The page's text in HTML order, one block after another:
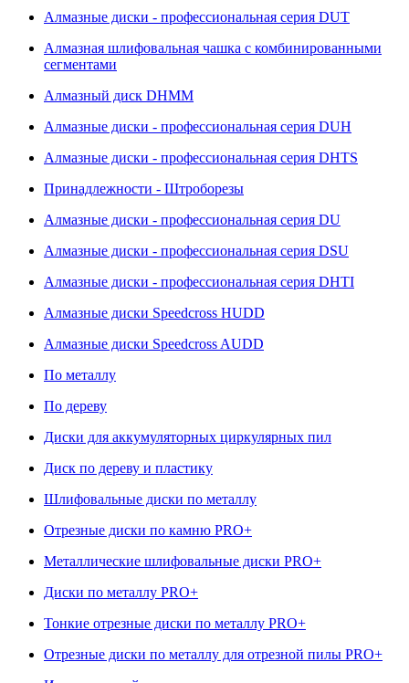
Алмазные диски - профессиональная серия DUT
Алмазная шлифовальная чашка с комбинированными
сегментами
Алмазный диск DHMM
Алмазные диски - профессиональная серия DUH
Алмазные диски - профессиональная серия DHTS
Принадлежности - Штроборезы
Алмазные диски - профессиональная серия DU
Алмазные диски - профессиональная серия DSU
Алмазные диски - профессиональная серия DHTI
Алмазные диски Speedcross HUDD
Алмазные диски Speedcross AUDD
По металлу
По дереву
Диски для аккумуляторных циркулярных пил
Диск по дереву и пластику
Шлифовальные диски по металлу
Отрезные диски по камню PRO+
Металлические шлифовальные диски PRO+
Диски по металлу PRO+
Тонкие отрезные диски по металлу PRO+
Отрезные диски по металлу для отрезной пилы PRO+